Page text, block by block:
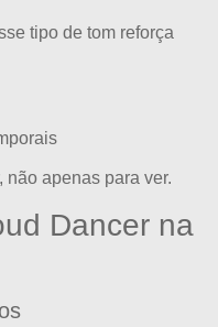
tipo de tom reforça
não apenas para ver.
Dancer na